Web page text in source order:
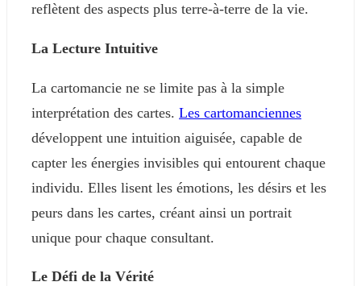
reflètent des aspects plus terre-à-terre de la vie.
La Lecture Intuitive
La cartomancie ne se limite pas à la simple
interprétation des cartes. Les cartomanciennes
développent une intuition aiguisée, capable de
capter les énergies invisibles qui entourent chaque
individu. Elles lisent les émotions, les désirs et les
peurs dans les cartes, créant ainsi un portrait
unique pour chaque consultant.
Le Défi de la Vérité